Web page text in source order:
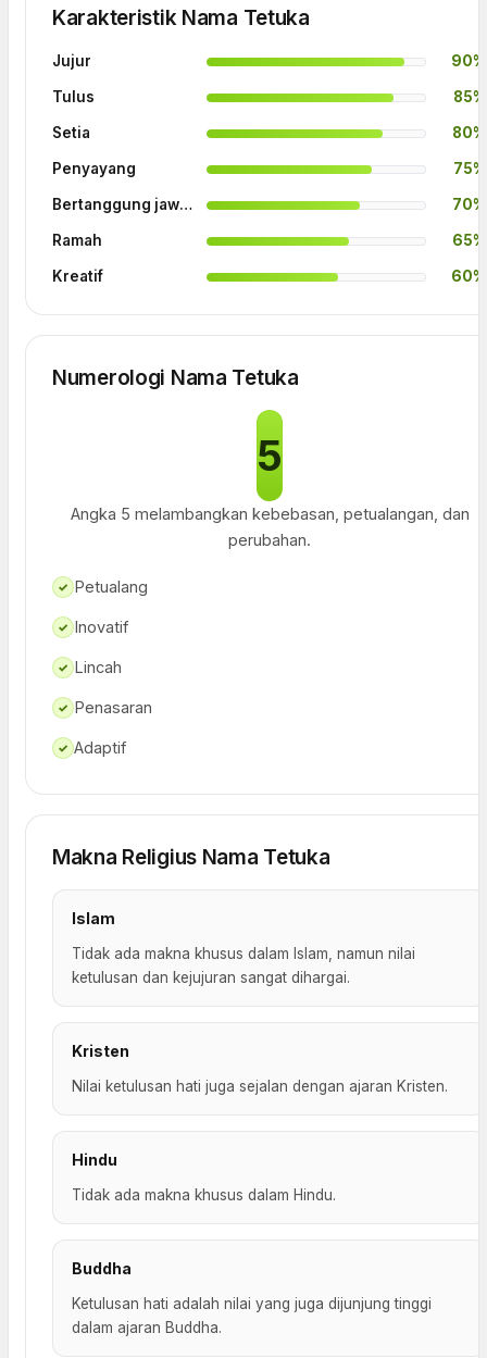
Karakteristik Nama Tetuka
Jujur 90%
Tulus 85%
Setia 80%
Penyayang 75%
Bertanggung jawab 70%
Ramah 65%
Kreatif 60%
Numerologi Nama Tetuka
5
Angka 5 melambangkan kebebasan, petualangan, dan
perubahan.
✓ Petualang
✓ Inovatif
✓ Lincah
✓ Penasaran
✓ Adaptif
Makna Religius Nama Tetuka
Islam
Tidak ada makna khusus dalam Islam, namun nilai
ketulusan dan kejujuran sangat dihargai.
Kristen
Nilai ketulusan hati juga sejalan dengan ajaran Kristen.
Hindu
Tidak ada makna khusus dalam Hindu.
Buddha
Ketulusan hati adalah nilai yang juga dijunjung tinggi
dalam ajaran Buddha.